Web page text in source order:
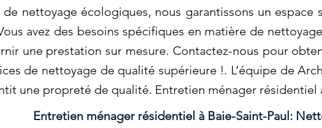
nettoyage écologiques, nous garantissons un espace
avez des besoins spécifiques en matière de
une prestation sur mesure. Contactez-nous pour
de nettoyage de qualité supérieure !. L’équipe de
une propreté de qualité. Entretien ménager résidentiel
Entretien ménager résidentiel à Baie-Saint-Paul: